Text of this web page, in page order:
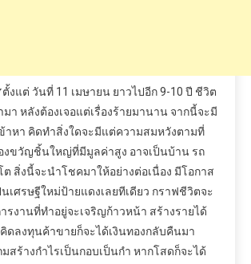
ตั้งแต่ วันที่ 11 เมษายน ยาวไปอีก9-10 ปี ชีวิต
มา หลังต้องเจอแต่เรื่องร้ายมานาน จากนี้จะมี
าหา คิดทำสิ่งใดจะมีแต่ความสมหวังตามที่
งขวัญชิ้นใหญ่ที่มีมูลค่าสูง อาจเป็นบ้าน รถ
ต สิ่งนี้จะนำโชคมาให้อย่างต่อเนื่อง มีโอกาส
เศรษฐีใหม่ป้ายแดงเลยทีเดียว กราฟชีวิตจะ
รงานที่ทำอยู่จะเจริญก้าวหน้า สร้างรายได้
คิดลงทุนค้าขายก็จะได้เงินทองกลับคืนมา
มสร้างกำไรเป็นกอบเป็นกำ หากโสดก็จะได้